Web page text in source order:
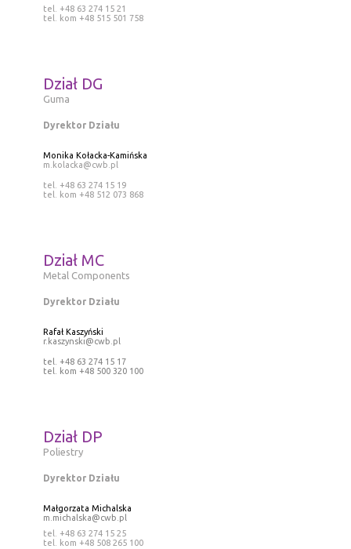
tel. +48 63 274 15 21
tel. kom +48 515 501 758
Dział DG
Guma
Dyrektor Działu
Monika Kołacka-Kamińska
m.kolacka@cwb.pl
tel. +48 63 274 15 19
tel. kom +48 512 073 868
Dział MC
Metal Components
Dyrektor Działu
Rafał Kaszyński
r.kaszynski@cwb.pl
tel. +48 63 274 15 17
tel. kom +48 500 320 100
Dział DP
Poliestry
Dyrektor Działu
Małgorzata Michalska
m.michalska@cwb.pl
tel. +48 63 274 15 25
tel. kom +48 508 265 100